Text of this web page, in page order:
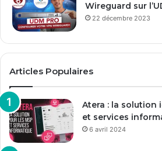
Wireguard sur
22 décembre 2023
Articles Populaires
Atera : la solution
et services
6 avril 2024